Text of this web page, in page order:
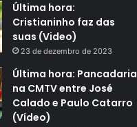
Última hora:
Cristianinho faz das
suas (Video)
23 de dezembro de 2023
Última hora: Pancadaria
na CMTV entre José
Calado e Paulo Catarro
(Vídeo)